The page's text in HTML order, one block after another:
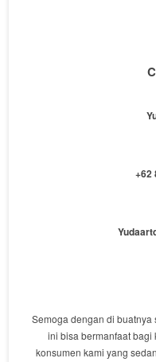
+62
Semoga dengan di buatnya
ini bisa bermanfaat
konsumen kami yang